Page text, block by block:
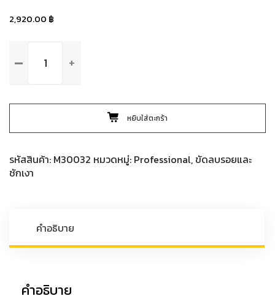
2,920.00 ฿
Meguiar's
All-
One
ขัด
พร้อม
เดียว
หยิบใส่ตะกร้า
รหัสสินค้า: M30032 หมวดหมู่: Professional, ขัดลบรอยและ
ชักเงา
คำอธิบาย
คำอธิบาย